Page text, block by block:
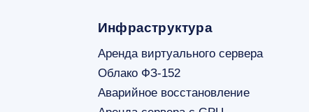
Инфраструктура
Аренда виртуального сервера
Облако ФЗ-152
Аварийное восстановление